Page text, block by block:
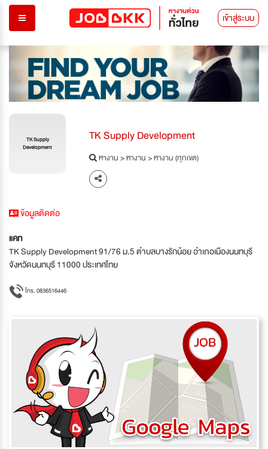
เข้าสู่ระบบ
TK Supply
Development
TK Supply Development
หางาน>หางาน>หางาน (ทุกเขต)
ข้อมูลติดต่อ
แคท
TK Supply Development 91/76 ม.5 ตำบลบางรักน้อย อำเภอเมืองนนทบุรี
จังหวัดนนทบุรี 11000 ประเทศไทย
โทร. 0836516446